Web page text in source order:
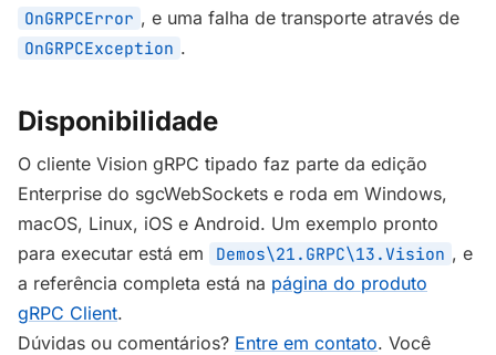
OnGRPCError , e uma falha de transporte através de
OnGRPCException .
Disponibilidade
O cliente Vision gRPC tipado faz parte da edição
Enterprise do sgcWebSockets e roda em Windows,
macOS, Linux, iOS e Android. Um exemplo pronto
para executar está em
Demos\21.GRPC\13.Vision , e
a referência completa está na página do produto
gRPC Client.
Dúvidas ou comentários? Entre em contato. Você